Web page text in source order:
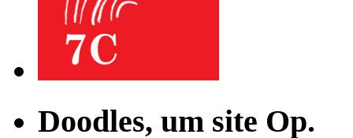
Doodles, um site Op.